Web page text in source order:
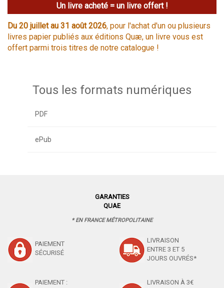
Un livre acheté = un livre offert !
Du 20 juillet au 31 août 2026, pour l'achat d'un ou plusieurs
livres papier publiés aux éditions Quæ, un livre vous est
offert parmi trois titres de notre catalogue !
Tous les formats numériques
PDF
ePub
GARANTIES
QUAE
* EN FRANCE MÉTROPOLITAINE
PAIEMENT
SÉCURISÉ
LIVRAISON
ENTRE 3 ET 5
JOURS OUVRÉS*
PAIEMENT : LIVRAISON À 3€